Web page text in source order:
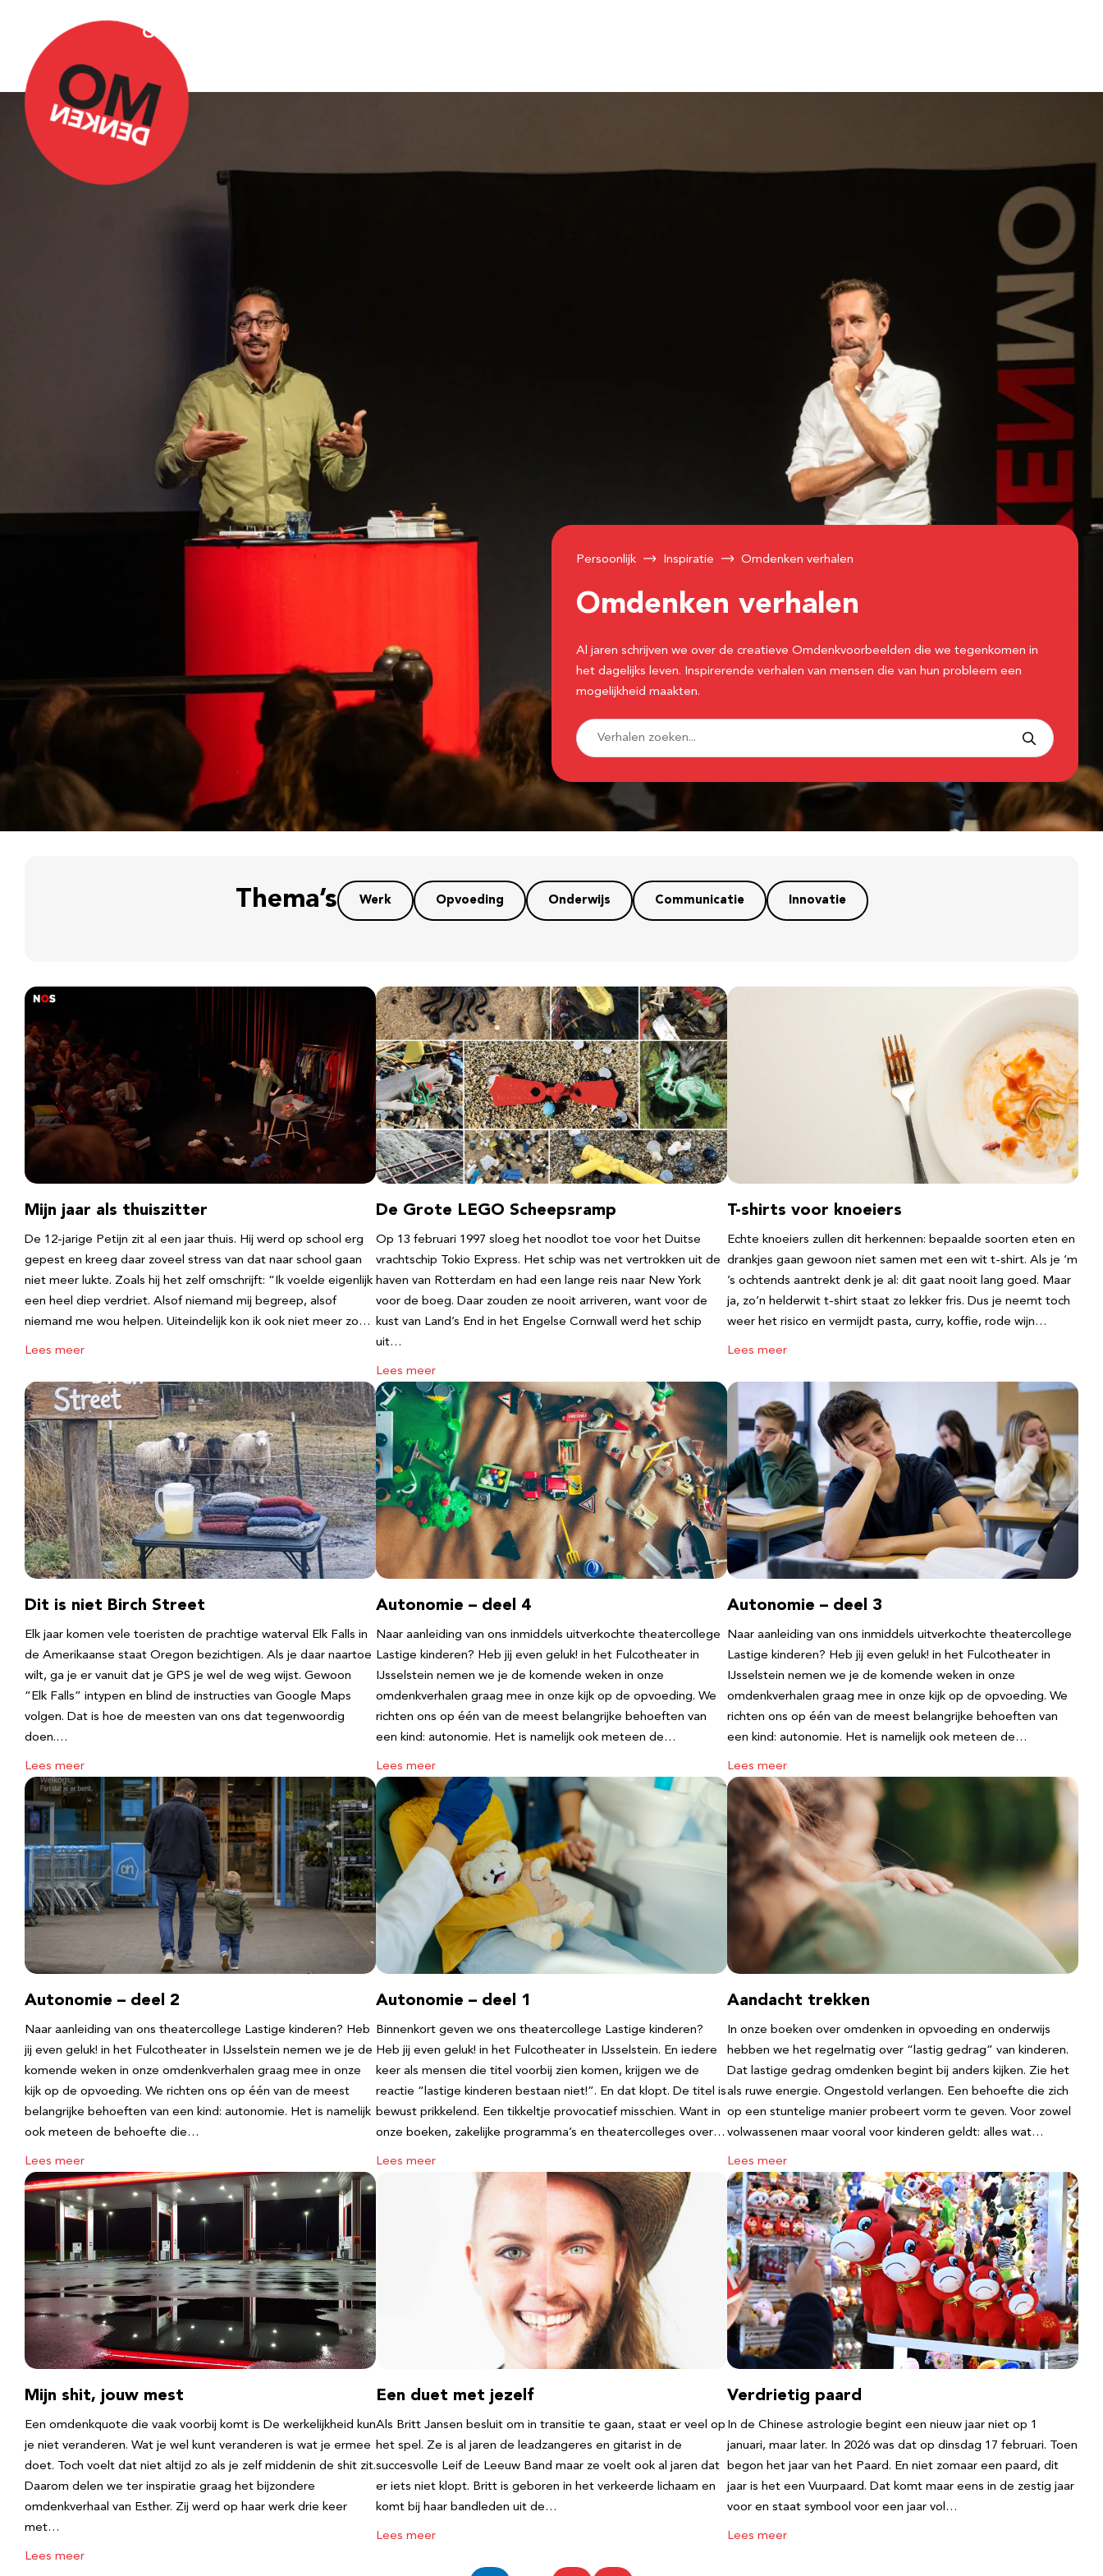
Over Omdenken
Persoonlijk Inspiratie Omdenken verhalen
Omdenken verhalen
Al jaren schrijven we over de creatieve Omdenkvoorbeelden die we tegenkomen in
het dagelijks leven. Inspirerende verhalen van mensen die van hun probleem een
mogelijkheid maakten.
Thema’s Werk Opvoeding Onderwijs Communicatie Innovatie
Mijn jaar als thuiszitter
De 12-jarige Petijn zit al een jaar thuis. Hij werd op school erg
gepest en kreeg daar zoveel stress van dat naar school gaan
niet meer lukte. Zoals hij het zelf omschrijft: “Ik voelde eigenlijk
een heel diep verdriet. Alsof niemand mij begreep, alsof
niemand me wou helpen. Uiteindelijk kon ik ook niet meer zo…
Lees meer
De Grote LEGO Scheepsramp
Op 13 februari 1997 sloeg het noodlot toe voor het Duitse
vrachtschip Tokio Express. Het schip was net vertrokken uit de
haven van Rotterdam en had een lange reis naar New York
voor de boeg. Daar zouden ze nooit arriveren, want voor de
kust van Land’s End in het Engelse Cornwall werd het schip
uit…
Lees meer
T-shirts voor knoeiers
Echte knoeiers zullen dit herkennen: bepaalde soorten eten en
drankjes gaan gewoon niet samen met een wit t-shirt. Als je ‘m
’s ochtends aantrekt denk je al: dit gaat nooit lang goed. Maar
ja, zo’n helderwit t-shirt staat zo lekker fris. Dus je neemt toch
weer het risico en vermijdt pasta, curry, koffie, rode wijn…
Lees meer
Dit is niet Birch Street
Elk jaar komen vele toeristen de prachtige waterval Elk Falls in
de Amerikaanse staat Oregon bezichtigen. Als je daar naartoe
wilt, ga je er vanuit dat je GPS je wel de weg wijst. Gewoon
“Elk Falls” intypen en blind de instructies van Google Maps
volgen. Dat is hoe de meesten van ons dat tegenwoordig
doen.…
Lees meer
Autonomie – deel 4
Naar aanleiding van ons inmiddels uitverkochte theatercollege
Lastige kinderen? Heb jij even geluk! in het Fulcotheater in
IJsselstein nemen we je de komende weken in onze
omdenkverhalen graag mee in onze kijk op de opvoeding. We
richten ons op één van de meest belangrijke behoeften van
een kind: autonomie. Het is namelijk ook meteen de…
Lees meer
Autonomie – deel 3
Naar aanleiding van ons inmiddels uitverkochte theatercollege
Lastige kinderen? Heb jij even geluk! in het Fulcotheater in
IJsselstein nemen we je de komende weken in onze
omdenkverhalen graag mee in onze kijk op de opvoeding. We
richten ons op één van de meest belangrijke behoeften van
een kind: autonomie. Het is namelijk ook meteen de…
Lees meer
Autonomie – deel 2
Naar aanleiding van ons theatercollege Lastige kinderen? Heb
jij even geluk! in het Fulcotheater in IJsselstein nemen we je de
komende weken in onze omdenkverhalen graag mee in onze
kijk op de opvoeding. We richten ons op één van de meest
belangrijke behoeften van een kind: autonomie. Het is namelijk
ook meteen de behoefte die…
Lees meer
Autonomie – deel 1
Binnenkort geven we ons theatercollege Lastige kinderen?
Heb jij even geluk! in het Fulcotheater in IJsselstein. En iedere
keer als mensen die titel voorbij zien komen, krijgen we de
reactie “lastige kinderen bestaan niet!”. En dat klopt. De titel is
bewust prikkelend. Een tikkeltje provocatief misschien. Want in
onze boeken, zakelijke programma’s en theatercolleges over…
Lees meer
Aandacht trekken
In onze boeken over omdenken in opvoeding en onderwijs
hebben we het regelmatig over “lastig gedrag” van kinderen.
Dat lastige gedrag omdenken begint bij anders kijken. Zie het
als ruwe energie. Ongestold verlangen. Een behoefte die zich
op een stuntelige manier probeert vorm te geven. Voor zowel
volwassenen maar vooral voor kinderen geldt: alles wat…
Lees meer
Mijn shit, jouw mest
Een omdenkquote die vaak voorbij komt is De werkelijkheid kun
je niet veranderen. Wat je wel kunt veranderen is wat je ermee
doet. Toch voelt dat niet altijd zo als je zelf middenin de shit zit.
Daarom delen we ter inspiratie graag het bijzondere
omdenkverhaal van Esther. Zij werd op haar werk drie keer
met…
Lees meer
Een duet met jezelf
Als Britt Jansen besluit om in transitie te gaan, staat er veel op
het spel. Ze is al jaren de leadzangeres en gitarist in de
succesvolle Leif de Leeuw Band maar ze voelt ook al jaren dat
er iets niet klopt. Britt is geboren in het verkeerde lichaam en
komt bij haar bandleden uit de…
Lees meer
Verdrietig paard
In de Chinese astrologie begint een nieuw jaar niet op 1
januari, maar later. In 2026 was dat op dinsdag 17 februari. Toen
begon het jaar van het Paard. En niet zomaar een paard, dit
jaar is het een Vuurpaard. Dat komt maar eens in de zestig jaar
voor en staat symbool voor een jaar vol…
Lees meer